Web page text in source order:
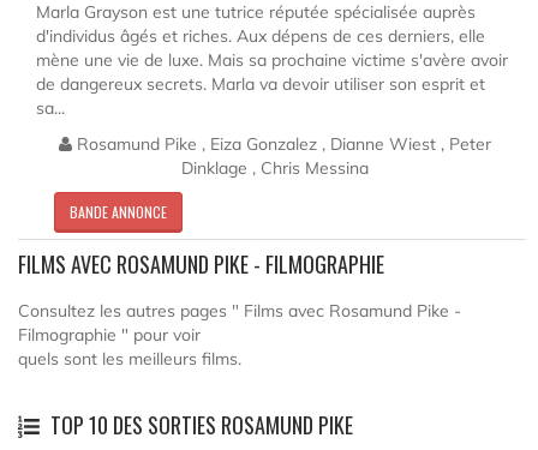
Marla Grayson est une tutrice réputée spécialisée auprès
d'individus âgés et riches. Aux dépens de ces derniers, elle
mène une vie de luxe. Mais sa prochaine victime s'avère avoir
de dangereux secrets. Marla va devoir utiliser son esprit et
sa...
Rosamund Pike , Eiza Gonzalez , Dianne Wiest , Peter
Dinklage , Chris Messina
BANDE ANNONCE
FILMS AVEC ROSAMUND PIKE - FILMOGRAPHIE
Consultez les autres pages " Films avec Rosamund Pike -
Filmographie " pour voir
quels sont les meilleurs films.
TOP 10 DES SORTIES ROSAMUND PIKE